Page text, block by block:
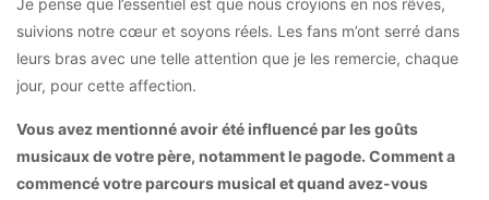
Je pense que l’essentiel est que nous croyions en nos rêves,
suivions notre cœur et soyons réels. Les fans m’ont serré dans
leurs bras avec une telle attention que je les remercie, chaque
jour, pour cette affection.
Vous avez mentionné avoir été influencé par les goûts
musicaux de votre père, notamment le pagode. Comment a
commencé votre parcours musical et quand avez-vous